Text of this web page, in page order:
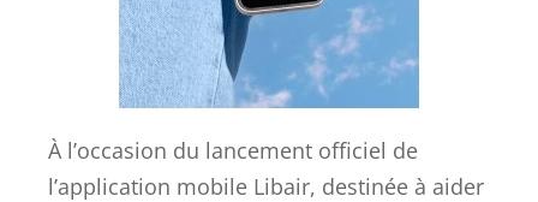
À l’occasion du lancement officiel de
l’application mobile Libair, destinée à aider